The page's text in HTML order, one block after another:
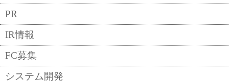
PR
IR情報
FC募集
システム開発